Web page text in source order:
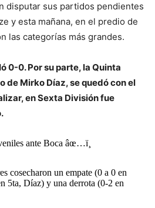
disputar sus partidos pendientes
y esta mañana, en el predio de
las categorías más grandes.
0-0. Por su parte, la Quinta
de Mirko Díaz, se quedó con el
en Sexta División fue
ante Boca âœ…ï¸
cosecharon un empate (0 a 0 en
5ta, Díaz) y una derrota (0-2 en